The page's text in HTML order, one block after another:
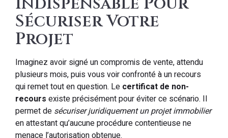
Sécuriser Votre
Projet
Imaginez avoir signé un compromis de vente, attendu
plusieurs mois, puis vous voir confronté à un recours
qui remet tout en question. Le certificat de non-
recours existe précisément pour éviter ce scénario. Il
permet de sécuriser juridiquement un projet immobilier
en attestant qu’aucune procédure contentieuse ne
menace l’autorisation obtenue.